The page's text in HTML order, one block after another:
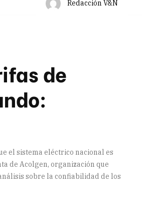
Redacción V&N
de
el sistema eléctrico nacional es
de Acolgen, organización que
sobre la confiabilidad de los